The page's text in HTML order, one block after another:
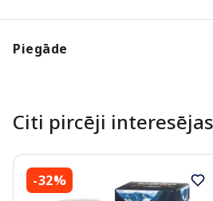
Piegāde
Citi pircēji interesējas
-32%